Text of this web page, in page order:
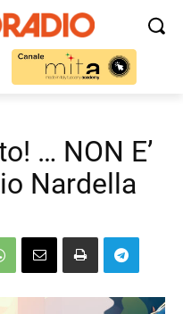
… NON E’
Nardella